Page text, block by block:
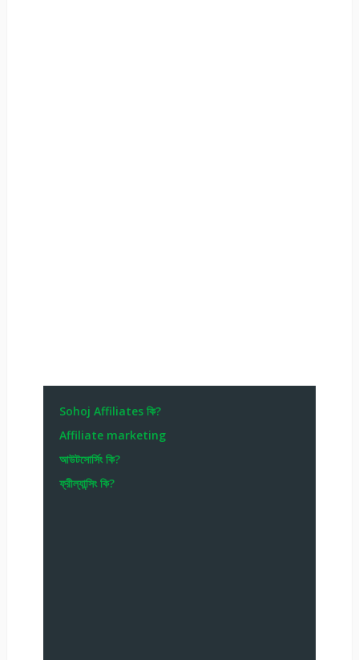
Sohoj Affiliates কি?
Affiliate marketing
আউটসোর্সিং কি?
ফ্রীল্যান্সিং কি?